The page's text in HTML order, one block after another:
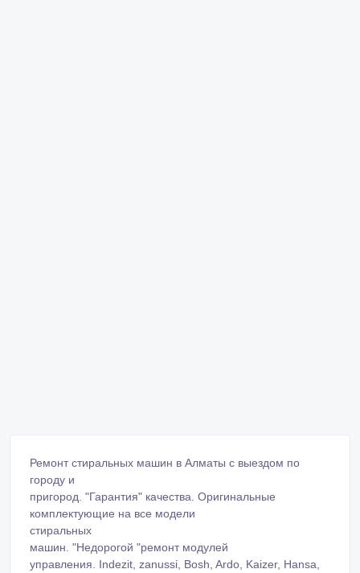
Ремонт стиральных машин в Алматы с выездом по
городу и
пригород. "Гарантия" качества. Оригинальные
комплектующие на все модели
стиральных
машин. "Недорогой "ремонт модулей
управления. Indezit, zanussi, Bosh, Ardo, Kaizer, Hansa,